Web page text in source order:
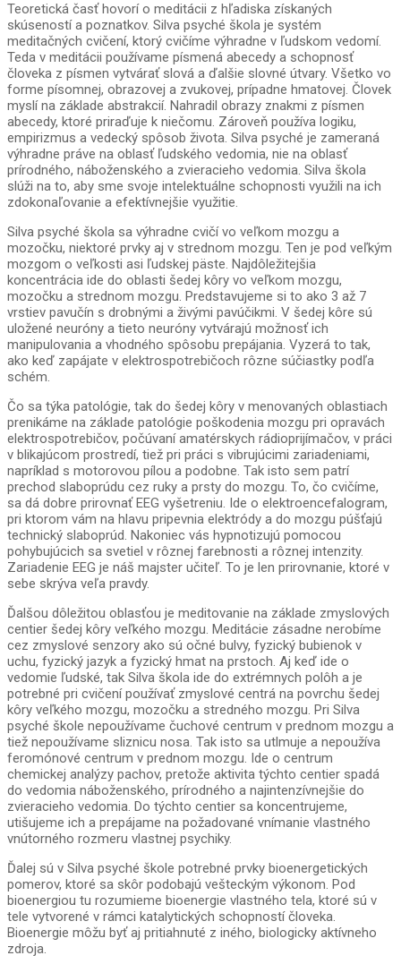
Teoretická časť hovorí o meditácii z hľadiska získaných
skúseností a poznatkov. Silva psyché škola je systém
meditačných cvičení, ktorý cvičíme výhradne v ľudskom vedomí.
Teda v meditácii používame písmená abecedy a schopnosť
človeka z písmen vytvárať slová a ďalšie slovné útvary. Všetko vo
forme písomnej, obrazovej a zvukovej, prípadne hmatovej. Človek
myslí na základe abstrakcií. Nahradil obrazy znakmi z písmen
abecedy, ktoré priraďuje k niečomu. Zároveň používa logiku,
empirizmus a vedecký spôsob života. Silva psyché je zameraná
výhradne práve na oblasť ľudského vedomia, nie na oblasť
prírodného, náboženského a zvieracieho vedomia. Silva škola
slúži na to, aby sme svoje intelektuálne schopnosti využili na ich
zdokonaľovanie a efektívnejšie využitie.
Silva psyché škola sa výhradne cvičí vo veľkom mozgu a
mozočku, niektoré prvky aj v strednom mozgu. Ten je pod veľkým
mozgom o veľkosti asi ľudskej päste. Najdôležitejšia
koncentrácia ide do oblasti šedej kôry vo veľkom mozgu,
mozočku a strednom mozgu. Predstavujeme si to ako 3 až 7
vrstiev pavučín s drobnými a živými pavúčikmi. V šedej kôre sú
uložené neuróny a tieto neuróny vytvárajú možnosť ich
manipulovania a vhodného spôsobu prepájania. Vyzerá to tak,
ako keď zapájate v elektrospotrebičoch rôzne súčiastky podľa
schém.
Čo sa týka patológie, tak do šedej kôry v menovaných oblastiach
prenikáme na základe patológie poškodenia mozgu pri opravách
elektrospotrebičov, počúvaní amatérskych rádioprijímačov, v práci
v blikajúcom prostredí, tiež pri práci s vibrujúcimi zariadeniami,
napríklad s motorovou pílou a podobne. Tak isto sem patrí
prechod slaboprúdu cez ruky a prsty do mozgu. To, čo cvičíme,
sa dá dobre prirovnať EEG vyšetreniu. Ide o elektroencefalogram,
pri ktorom vám na hlavu pripevnia elektródy a do mozgu púšťajú
technický slaboprúd. Nakoniec vás hypnotizujú pomocou
pohybujúcich sa svetiel v rôznej farebnosti a rôznej intenzity.
Zariadenie EEG je náš majster učiteľ. To je len prirovnanie, ktoré v
sebe skrýva veľa pravdy.
Ďalšou dôležitou oblasťou je meditovanie na základe zmyslových
centier šedej kôry veľkého mozgu. Meditácie zásadne nerobíme
cez zmyslové senzory ako sú očné bulvy, fyzický bubienok v
uchu, fyzický jazyk a fyzický hmat na prstoch. Aj keď ide o
vedomie ľudské, tak Silva škola ide do extrémnych polôh a je
potrebné pri cvičení používať zmyslové centrá na povrchu šedej
kôry veľkého mozgu, mozočku a stredného mozgu. Pri Silva
psyché škole nepoužívame čuchové centrum v prednom mozgu a
tiež nepoužívame sliznicu nosa. Tak isto sa utlmuje a nepoužíva
feromónové centrum v prednom mozgu. Ide o centrum
chemickej analýzy pachov, pretože aktivita týchto centier spadá
do vedomia náboženského, prírodného a najintenzívnejšie do
zvieracieho vedomia. Do týchto centier sa koncentrujeme,
utišujeme ich a prepájame na požadované vnímanie vlastného
vnútorného rozmeru vlastnej psychiky.
Ďalej sú v Silva psyché škole potrebné prvky bioenergetických
pomerov, ktoré sa skôr podobajú vešteckým výkonom. Pod
bioenergiou tu rozumieme bioenergie vlastného tela, ktoré sú v
tele vytvorené v rámci katalytických schopností človeka.
Bioenergie môžu byť aj pritiahnuté z iného, biologicky aktívneho
zdroja.